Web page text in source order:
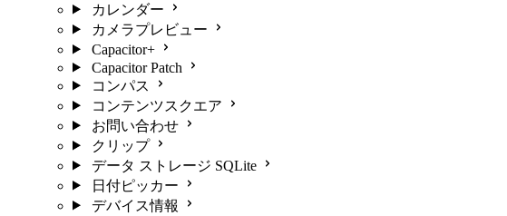
カレンダー
カメラプレビュー
Capacitor+
Capacitor Patch
コンパス
コンテンツスクエア
お問い合わせ
クリップ
データ ストレージ SQLite
日付ピッカー
デバイス情報